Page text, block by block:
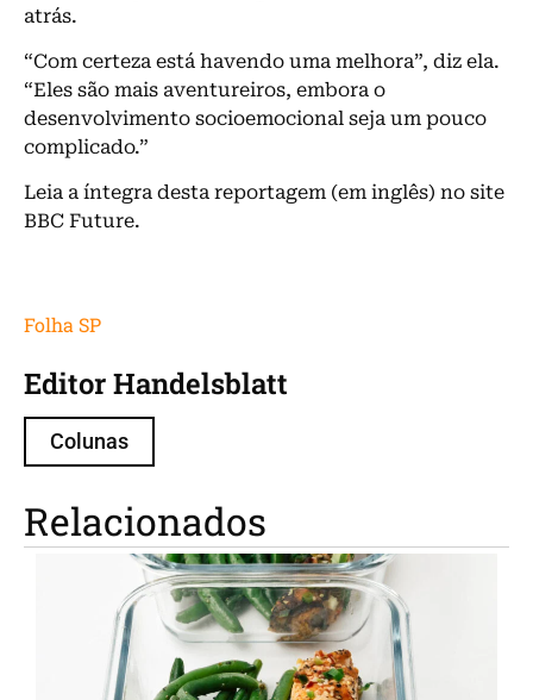
atrás.
“Com certeza está havendo uma melhora”, diz ela.
“Eles são mais aventureiros, embora o
desenvolvimento socioemocional seja um pouco
complicado.”
Leia a íntegra desta reportagem (em inglês) no site
BBC Future.
Folha SP
Editor Handelsblatt
Colunas
Relacionados